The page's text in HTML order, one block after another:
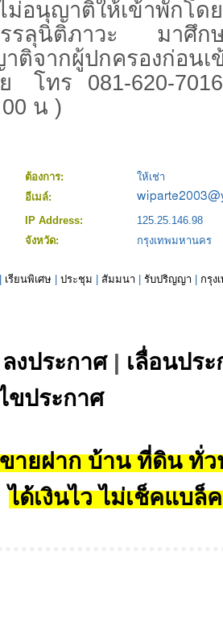
อนุญาติให้เข้าพักโด
รรลุนิติภาวะ มาศึกษ
ติจากผู้ปกครองก่อนเ
ทร 081-620-7016
น )
ต้องการ:
ให้เช่า
อีเมล์:
IP Address:
125.25.146.98
จังหวัด: กรุงเทพมหานคร
เรียนพิเศษ ประชุม สัมมนา รับปริญญา กรุง
ลงประกาศ| เลื่อนปร
ขประกาศ
ายฝาก บ้าน ที่ดิน ทั่ว
ได้เงินไว ไม่เช็คแบล็